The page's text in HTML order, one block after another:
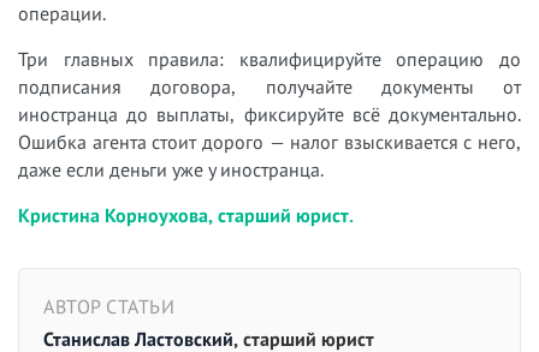
операции.
Три главных правила: квалифицируйте операцию до
подписания договора, получайте документы от
иностранца до выплаты, фиксируйте всё документально.
Ошибка агента стоит дорого — налог взыскивается с него,
даже если деньги уже у иностранца.
Кристина Корноухова, старший юрист.
АВТОР СТАТЬИ
Станислав Ластовский, старший юрист